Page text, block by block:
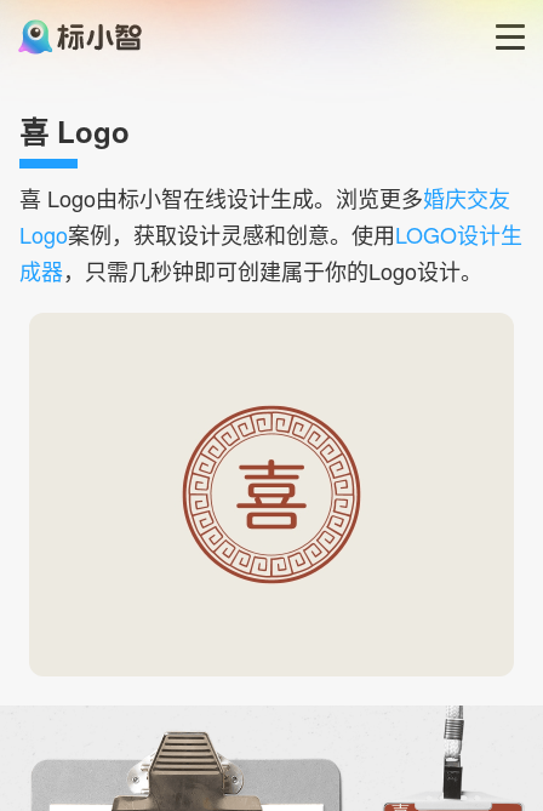
LOGO生成器
LOGO模板
登录
喜 Logo
喜 Logo由标小智在线设计生成。浏览更多婚庆交友
Logo案例，获取设计灵感和创意。使用LOGO设计生
成器，只需几秒钟即可创建属于你的Logo设计。